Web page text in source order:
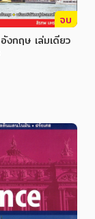
จบ
งกฤษ เล่มเดียว